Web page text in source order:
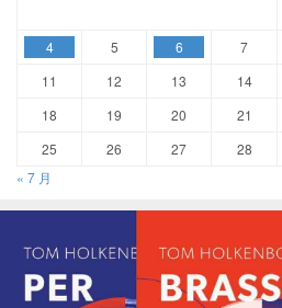
4
5 6 7
11
12 13 14
18
19 20 21
25
26 27 28
« 7 月